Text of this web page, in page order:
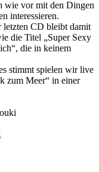
wie vor mit den Dingen
interessieren.
letzten CD bleibt damit
die Titel „Super Sexy
die in keinem
stimmt spielen wir live
zum Meer“ in einer